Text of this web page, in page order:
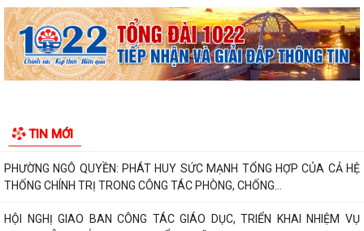
TIN MỚI
THỐNG CHÍNH TRỊ TRONG CÔNG TÁC PHÒNG, CHỐNG...
HỘI NGHỊ GIAO BAN CÔNG TÁC GIÁO DỤC, TRIỂN KHAI NHIỆM VỤ
TRỌNG TÂM QUÝ III/2026 , CHUẨN BỊ NĂM HỌC...
HỘI ĐỒNG NHÂN DÂN THÀNH PHỐ THÔNG BÁO KẾT QUẢ KỲ HỌP THỨ
3
BẾ MẠC VÀ TRAO THƯỞNG DIỄN TẬP CHIẾN ĐẤU PHÒNG THỦ
PHƯỜNG NGÔ QUYỀN NĂM 2026